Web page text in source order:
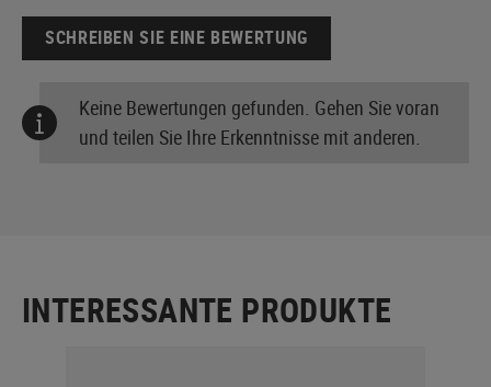
SCHREIBEN SIE EINE BEWERTUNG
Keine Bewertungen gefunden. Gehen Sie voran
und teilen Sie Ihre Erkenntnisse mit anderen.
INTERESSANTE PRODUKTE